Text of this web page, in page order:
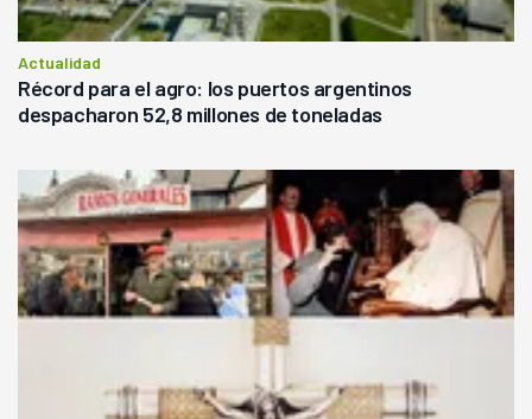
Actualidad
Récord para el agro: los puertos argentinos
despacharon 52,8 millones de toneladas